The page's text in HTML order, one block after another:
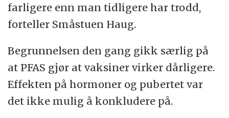
farligere enn man tidligere har trodd,
forteller Småstuen Haug.
Begrunnelsen den gang gikk særlig på
at PFAS gjør at vaksiner virker dårligere.
Effekten på hormoner og pubertet var
det ikke mulig å konkludere på.